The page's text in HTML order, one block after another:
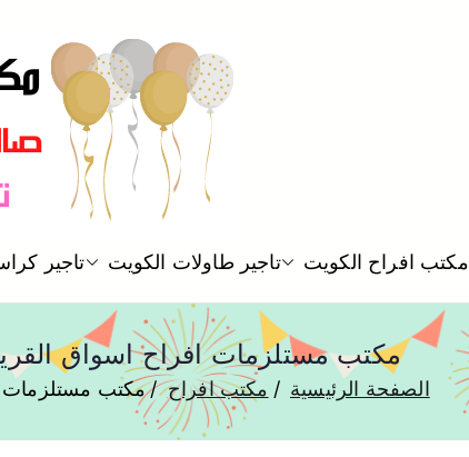
مكتب افراح الكويت تاجير طاولات الكويت تاجير
مكتب مستلزمات افراح اسواق القرين 66875552 للمناسبات والاعياد
الصفحة الرئيسية مكتب افراح مكتب مستلزمات افراح اسواق